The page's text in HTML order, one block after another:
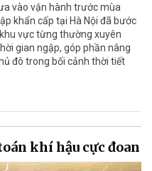
vào vận hành trước mùa
khẩn cấp tại Hà Nội đã bước
vực từng thường xuyên
gian ngập, góp phần nâng
đô trong bối cảnh thời tiết
khí hậu cực đoan